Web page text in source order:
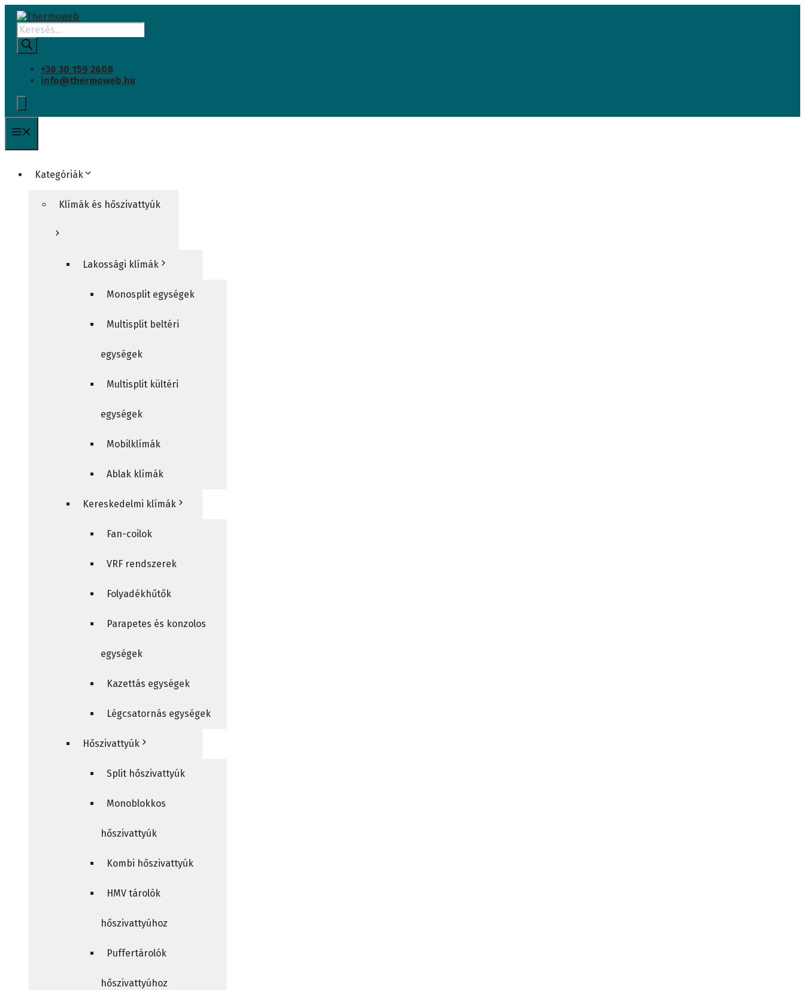
Kilépés
tartalomba
Products
search
+36 30 159 2608
info@thermoweb.hu
Kategóriák
Klímák és hőszivattyúk
Lakossági klímák
Monosplit egységek
Multisplit beltéri
egységek
Multisplit kültéri
egységek
Mobilklímák
Ablak klímák
Kereskedelmi klímák
Fan-coilok
VRF rendszerek
Folyadékhűtők
Parapetes és konzolos
egységek
Kazettás egységek
Légcsatornás egységek
Hőszivattyúk
Split hőszivattyúk
Monoblokkos
hőszivattyúk
Kombi hőszivattyúk
HMV tárolók
hőszivattyúhoz
Puffertárolók
hőszivattyúhoz